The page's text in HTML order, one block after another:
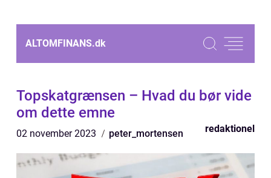
ALTOMFINANS.dk
Topskatgrænsen – Hvad du bør vide
om dette emne
02 november 2023 peter_mortensen redaktionel